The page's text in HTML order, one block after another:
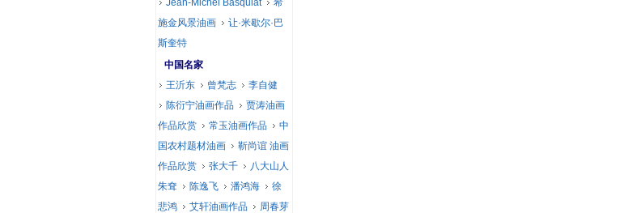
Jean-Michel Basquiat
希
施金风景油画
让·米歇尔·巴
斯奎特
中国名家
王沂东
曾梵志
李自健
陈衍宁油画作品
贾涛油画
作品欣赏
常玉油画作品
中
国农村题材油画
靳尚谊 油画
作品欣赏
张大千
八大山人
朱耷
陈逸飞 潘鸿海
徐
悲鸿
艾轩油画作品
周春芽